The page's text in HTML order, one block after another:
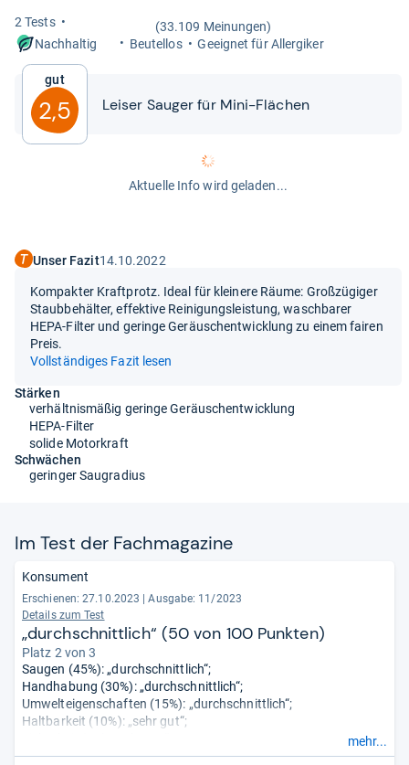
2 Tests
(33.109 Meinungen)
Nachhaltig
Beu­tel­los Geeig­net für All­er­gi­ker
Gut
2,5 Lei­ser Sau­ger für Mini-​​Flä­chen
Aktuelle Info wird geladen...
Unser Fazit14.10.2022
Kompakter Kraftprotz. Ideal für kleinere Räume: Großzügiger
Staubbehälter, effektive Reinigungsleistung, waschbarer
HEPA-Filter und geringe Geräuschentwicklung zu einem fairen
Preis.
Vollständiges Fazit lesen
Stärken
verhältnismäßig geringe Geräuschentwicklung
HEPA-Filter
solide Motorkraft
Schwächen
geringer Saugradius
Im Test der Fach­ma­ga­zine
Konsument
Erschienen: 27.10.2023
Ausgabe: 11/2023
Details zum Test
„durchschnittlich“ (50 von 100 Punkten)
Platz 2 von 3
Saugen (45%): „durchschnittlich“;
Handhabung (30%): „durchschnittlich“;
Umwelteigenschaften (15%): „durchschnittlich“;
Haltbarkeit (10%): „sehr gut“;
Schadstoffe (0%): „sehr gut“.
mehr...